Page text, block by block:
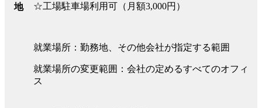
地
☆工場駐車場利用可（月額3,000円）
就業場所：勤務地、その他会社が指定する範囲
就業場所の変更範囲：会社の定めるすべてのオフィ
ス